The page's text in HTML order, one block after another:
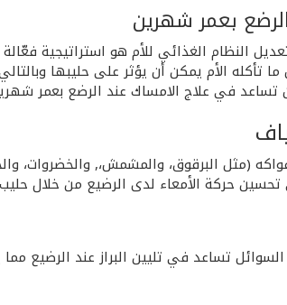
بعمر شهرين
النظام الغذائي للأم هو استراتيجية
تأكله الأم يمكن أن يؤثر على حليبها
تساعد في علاج الامساك عند الرضع بعمر
(مثل البرقوق، والمشمش،, والخضروات،
حركة الأمعاء لدى الرضيع من خلال حليب
تساعد في تليين البراز عند الرضيع